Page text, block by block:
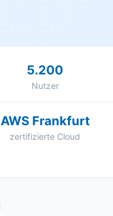
5.200
Nutzer
AWS Frankfurt
zertifizierte Cloud